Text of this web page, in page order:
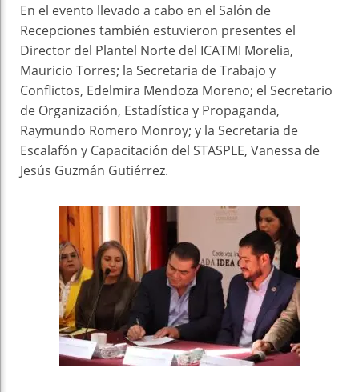
En el evento llevado a cabo en el Salón de
Recepciones también estuvieron presentes el
Director del Plantel Norte del ICATMI Morelia,
Mauricio Torres; la Secretaria de Trabajo y
Conflictos, Edelmira Mendoza Moreno; el Secretario
de Organización, Estadística y Propaganda,
Raymundo Romero Monroy; y la Secretaria de
Escalafón y Capacitación del STASPLE, Vanessa de
Jesús Guzmán Gutiérrez.